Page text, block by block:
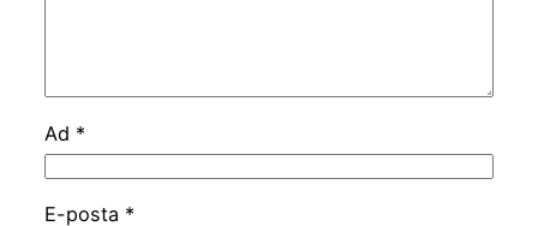
Ad *
E-posta *